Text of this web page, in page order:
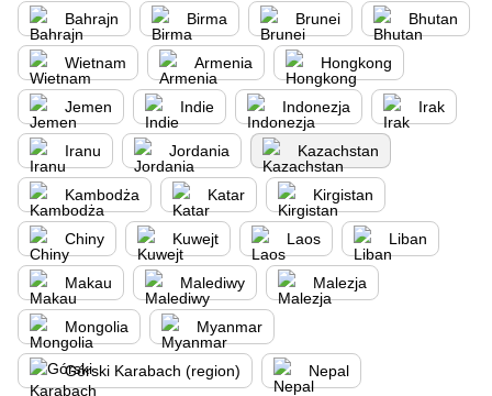
Bahrajn Birma Brunei Bhutan
Wietnam Armenia Hongkong
Jemen Indie Indonezja Irak
Iranu Jordania Kazachstan
Kambodża Katar Kirgistan
Chiny Kuwejt Laos Liban
Makau Malediwy Malezja
Mongolia Myanmar
Górski Karabach (region) Nepal